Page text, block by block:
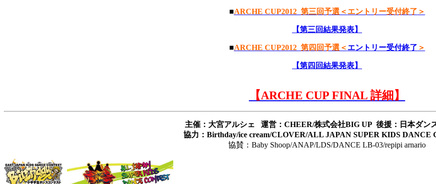
■ARCHE CUP2012 第三回予選＜ エントリー受付終了 ＞
【第三回結果発表】
■ARCHE CUP2012 第四回予選＜ エントリー受付終了 ＞
【第四回結果発表】
【ARCHE CUP FINAL 詳細】
主催：大宮アルシェ 運営：CHEER/株式会社BIG UP 後援：日本ダン
協力：Birthday/ice cream/CLOVER/ALL JAPAN SUPER KIDS DANCE
協賛：Baby Shoop/ANAP/LDS/DANCE LB-03/repipi arnario